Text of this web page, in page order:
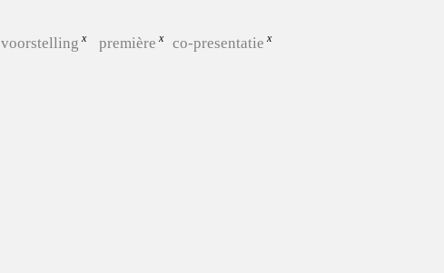
voorstelling première
co-presentatie